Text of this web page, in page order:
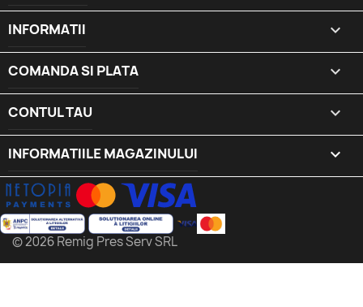
INFORMATII 
COMANDA SI PLATA 
CONTUL TAU 
INFORMATIILE MAGAZINULUI keyboard_arrow_down
© 2026 Remig Pres Serv SRL